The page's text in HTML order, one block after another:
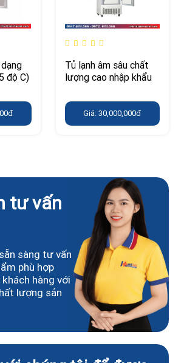
độ C)
Tủ lạnh âm sâu chất
lượng cao nhập khẩu
Giá: 30,000,000đ
tư vấn
sàng tư vấn
phù hợp
hàng với
lượng sản